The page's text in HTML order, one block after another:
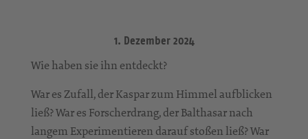
1. Dezember 2024
Wie haben sie ihn entdeckt?
War es Zufall, der Kaspar zum Himmel aufblicken
ließ? War es Forscherdrang, der Balthasar nach
langem Experimentieren darauf stoßen ließ? War